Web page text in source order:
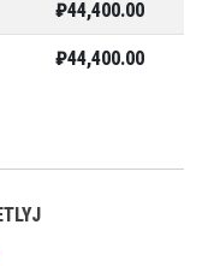
₽44,400.00
₽44,400.00